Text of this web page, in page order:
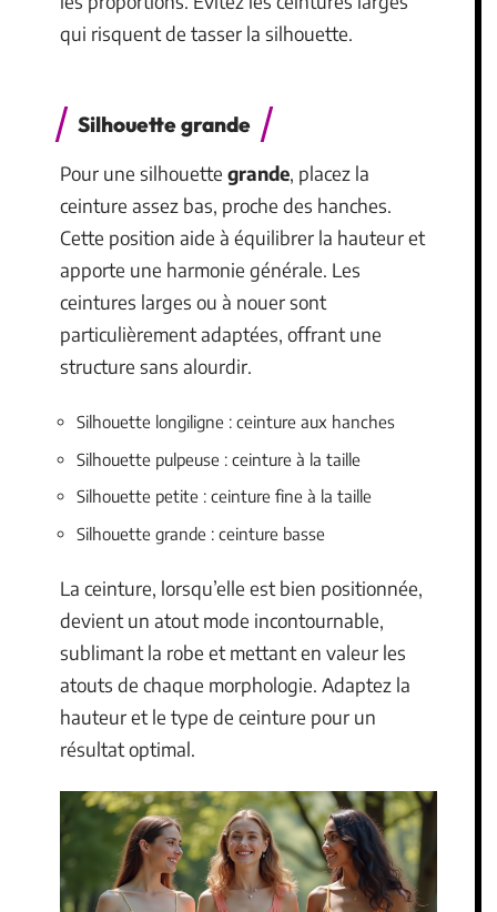
qui risquent de tasser la silhouette.
Silhouette grande
Pour une silhouette grande, placez la
ceinture assez bas, proche des hanches.
Cette position aide à équilibrer la hauteur et
apporte une harmonie générale. Les
ceintures larges ou à nouer sont
particulièrement adaptées, offrant une
structure sans alourdir.
Silhouette longiligne : ceinture aux hanches
Silhouette pulpeuse : ceinture à la taille
Silhouette petite : ceinture fine à la taille
Silhouette grande : ceinture basse
La ceinture, lorsqu’elle est bien positionnée,
devient un atout mode incontournable,
sublimant la robe et mettant en valeur les
atouts de chaque morphologie. Adaptez la
hauteur et le type de ceinture pour un
résultat optimal.